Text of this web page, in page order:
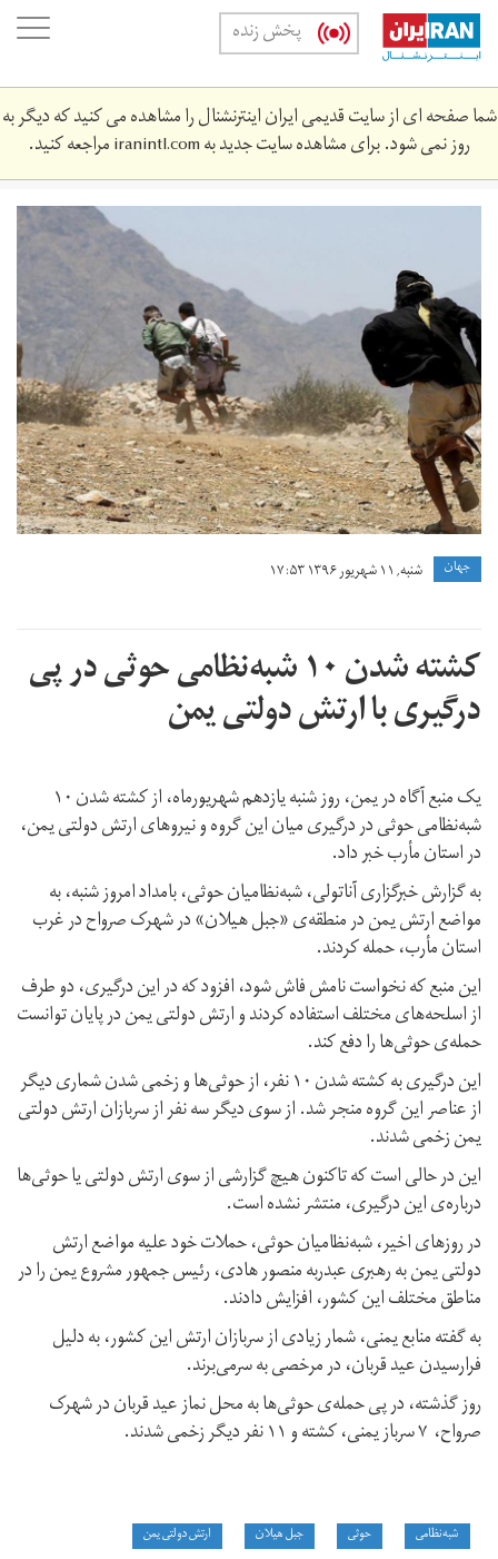
Skip
main
content
پخش زنده
شما صفحه ای از سایت قدیمی ایران اینترنشنال را مشاهده می کنید که دیگر به
روز نمی شود. برای مشاهده سایت جدید بهiranintl.comمراجعه کنید.
3_5.jpg
جهان شنبه, ۱۱ شهریور ۱۳۹۶ ۱۷:۵۳
کشته شدن ۱۰ شبه‌نظامی حوثی در پی
درگیری با ارتش دولتی یمن
یک منبع آگاه در یمن، روز شنبه یازدهم شهریورماه، از کشته شدن ۱۰
شبه‌نظامی حوثی در درگیری‌ میان این گروه و نیروهای ارتش دولتی یمن،
در استان مأرب خبر داد.
به گزارش خبرگزاری آناتولی، شبه‌نظامیان حوثی، بامداد امروز شنبه، به
مواضع ارتش یمن در منطقه‌ی «جبل هیلان» در شهرک صرواح در غرب
استان مأرب، حمله کردند.
این منبع که نخواست نامش فاش شود، افزود که در این درگیری، دو طرف
از اسلحه‌های مختلف استفاده کردند و ارتش دولتی یمن در پایان توانست
حمله‌ی حوثی‌ها را دفع کند.
این درگیری به کشته شدن ۱۰ نفر، از حوثی‌ها و زخمی شدن شماری دیگر
از عناصر این گروه منجر شد. از سوی دیگر سه نفر از سربازان ارتش دولتی
یمن زخمی شدند.
این در حالی است که تاکنون هیچ گزارشی از سوی ارتش دولتی یا حوثی‌ها
درباره‌ی این درگیری، منتشر نشده است.
در روزهای اخیر، شبه‌نظامیان حوثی، حملات خود علیه مواضع ارتش
دولتی یمن به رهبری عبدربه منصور هادی، رئیس جمهور مشروع یمن را در
مناطق مختلف این کشور، افزایش دادند.
به گفته منابع یمنی، شمار زیادی از سربازان ارتش این کشور، به دلیل
فرارسیدن عید قربان، در مرخصی به سر‌می‌برند.
روز گذشته، در پی حمله‌ی حوثی‌ها به محل نماز عید قربان در شهرک
صرواح، ۷ سرباز یمنی، کشته و ۱۱ نفر دیگر زخمی شدند.
شبه‌نظامی حوثی جبل هیلان
ارتش دولتی یمن